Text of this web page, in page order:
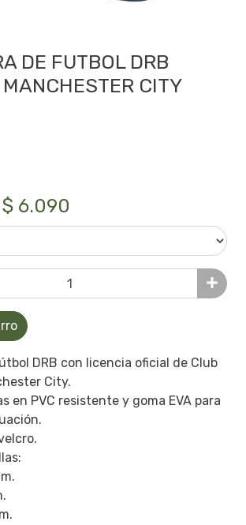
DE FUTBOL DRB
CITY
$ 6.090
DRB con licencia oficial de Club
City.
en PVC resistente y goma EVA para